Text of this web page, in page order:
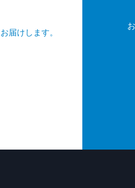
届けします。